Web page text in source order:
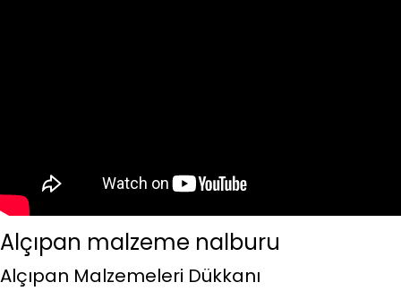
Alçıpan malzeme nalburu
Alçıpan Malzemeleri Dükkanı